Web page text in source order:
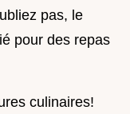
pas, le
pour des repas
culinaires!